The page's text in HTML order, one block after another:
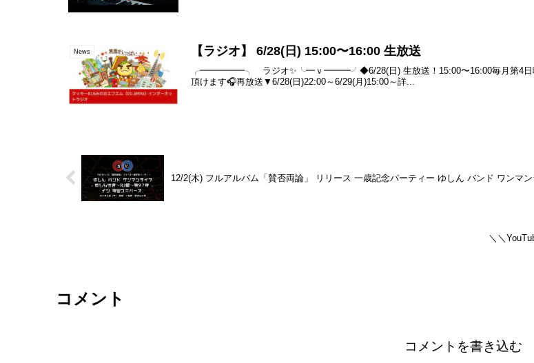
News 【ラジオ】 6/28(日) 15:00〜16:00 生放送
╭━━━━━╮ ラジオ✨╰━ｖ━━━╯◆6/28(日) 生放送！15:00〜16:00毎月第4日曜お
頂けます🎧再放送▼6/28(日)22:00～6/29(月)15:00～詳...
12/2(木) フルアルバム「賛否両論」 リリース 一歳記念パーティー ゆしん バンド ワンマ
＼＼
コメント
コメントを書き込む